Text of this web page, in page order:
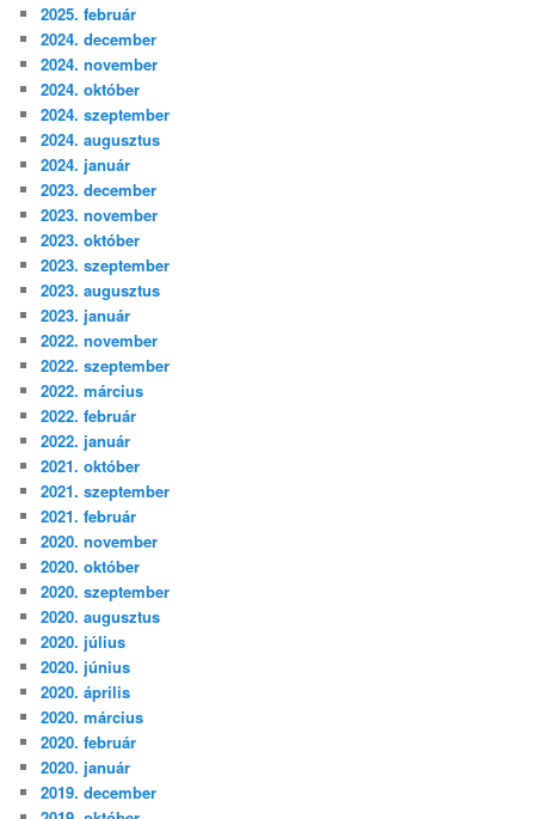
2025. február
2024. december
2024. november
2024. október
2024. szeptember
2024. augusztus
2024. január
2023. december
2023. november
2023. október
2023. szeptember
2023. augusztus
2023. január
2022. november
2022. szeptember
2022. március
2022. február
2022. január
2021. október
2021. szeptember
2021. február
2020. november
2020. október
2020. szeptember
2020. augusztus
2020. július
2020. június
2020. április
2020. március
2020. február
2020. január
2019. december